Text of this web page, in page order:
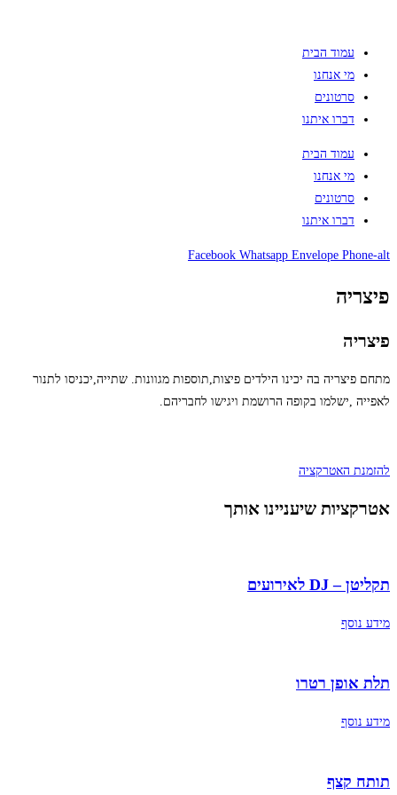
עמוד הבית
מי אנחנו
סרטונים
דברו איתנו
עמוד הבית
מי אנחנו
סרטונים
דברו איתנו
Facebook Whatsapp Envelope Phone-alt
פיצריה
פיצריה
מתחם פיצריה בה יכינו הילדים פיצות,תוספות מגוונות. שתייה,יכניסו לתנור
לאפייה ,ישלמו בקופה הרושמת ויגישו לחבריהם.
להזמנת האטרקציה
אטרקציות שיעניינו אותך
תקליטן – DJ לאירועים
מידע נוסף
תלת אופן רטרו
מידע נוסף
תותח קצף